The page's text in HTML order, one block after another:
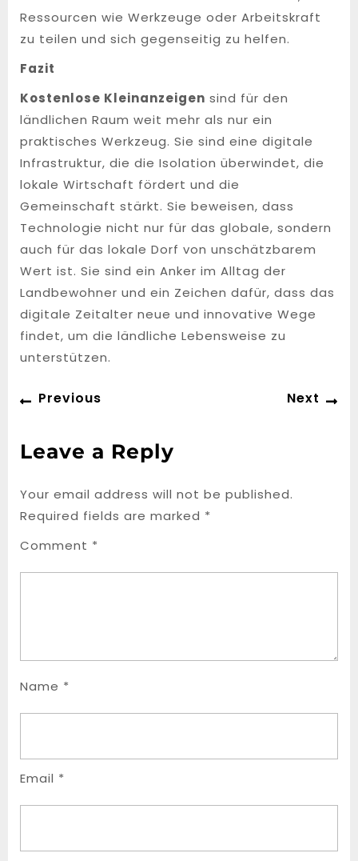
Ressourcen wie Werkzeuge oder Arbeitskraft
zu teilen und sich gegenseitig zu helfen.
Fazit
Kostenlose Kleinanzeigen sind für den
ländlichen Raum weit mehr als nur ein
praktisches Werkzeug. Sie sind eine digitale
Infrastruktur, die die Isolation überwindet, die
lokale Wirtschaft fördert und die
Gemeinschaft stärkt. Sie beweisen, dass
Technologie nicht nur für das globale, sondern
auch für das lokale Dorf von unschätzbarem
Wert ist. Sie sind ein Anker im Alltag der
Landbewohner und ein Zeichen dafür, dass das
digitale Zeitalter neue und innovative Wege
findet, um die ländliche Lebensweise zu
unterstützen.
Post
navigation
Previous Next
Leave a Reply
Your email address will not be published.
Required fields are marked *
Comment *
Name *
Email *